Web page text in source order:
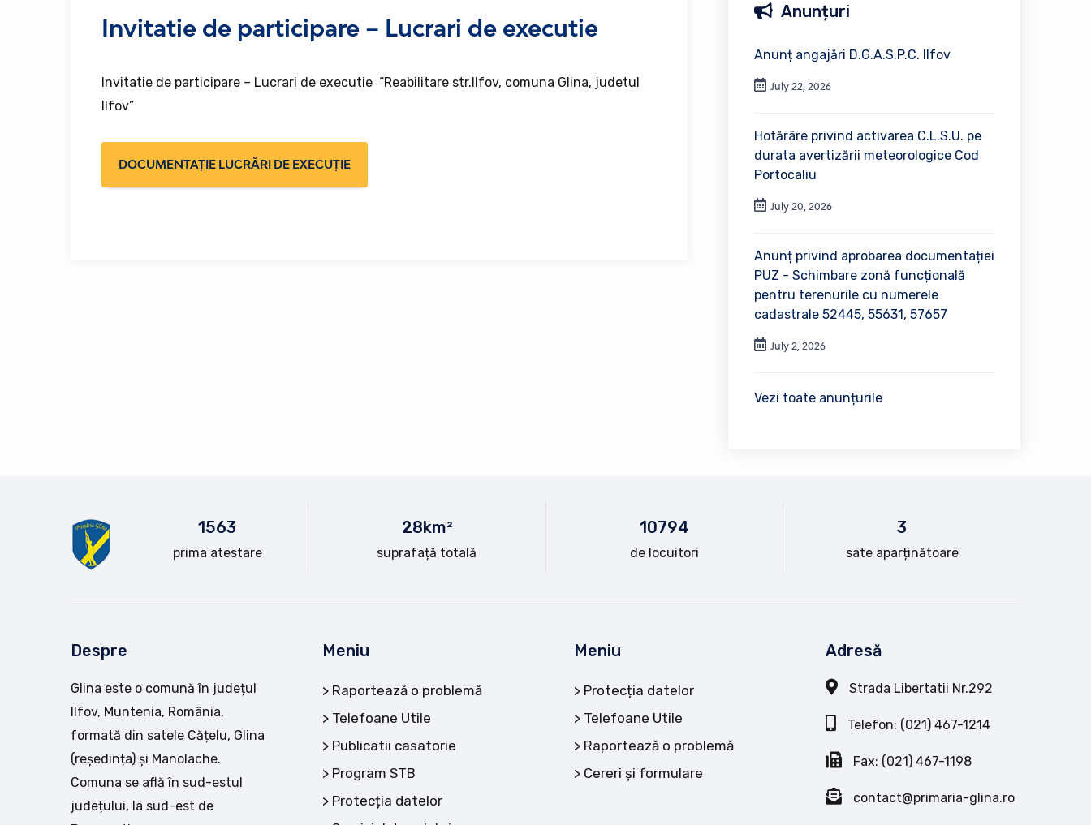
Invitatie de participare – Lucrari de executie
Invitatie de participare – Lucrari de executie “Reabilitare str.Ilfov, comuna Glina, judetul
Ilfov”
DOCUMENTAȚIE LUCRĂRI DE EXECUȚIE
Anunțuri
Anunț angajări D.G.A.S.P.C. Ilfov
July 22, 2026
Hotărâre privind activarea C.L.S.U. pe
durata avertizării meteorologice Cod
Portocaliu
July 20, 2026
Anunț privind aprobarea documentației
PUZ - Schimbare zonă funcțională
pentru terenurile cu numerele
cadastrale 52445, 55631, 57657
July 2, 2026
Vezi toate anunțurile
1563
prima atestare
28km²
suprafață totală
10794
de locuitori
3
sate aparținătoare
Despre
Glina este o comună în județul
Ilfov, Muntenia, România,
formată din satele Cățelu, Glina
(reședința) și Manolache.
Comuna se află în sud-estul
județului, la sud-est de
Meniu
Raportează o problemă
Telefoane Utile
Publicatii casatorie
Program STB
Protecția datelor
Meniu
Protecția datelor
Telefoane Utile
Raportează o problemă
Cereri și formulare
Adresă
Strada Libertatii Nr.292
Telefon: (021) 467-1214
Fax: (021) 467-1198
contact@primaria-glina.ro